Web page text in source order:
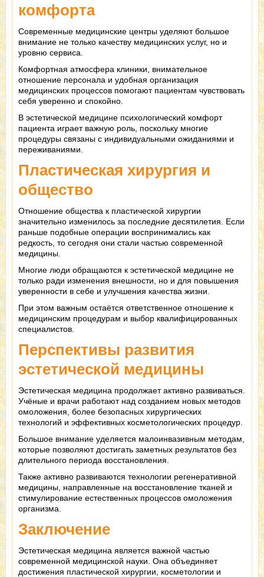
комфорта
Современные медицинские центры уделяют большое
внимание не только качеству медицинских услуг, но и
уровню сервиса.
Комфортная атмосфера клиники, внимательное
отношение персонала и удобная организация
медицинских процессов помогают пациентам чувствовать
себя уверенно и спокойно.
В эстетической медицине психологический комфорт
пациента играет важную роль, поскольку многие
процедуры связаны с индивидуальными ожиданиями и
переживаниями.
Пластическая хирургия и
общество
Отношение общества к пластической хирургии
значительно изменилось за последние десятилетия. Если
раньше подобные операции воспринимались как
редкость, то сегодня они стали частью современной
медицины.
Многие люди обращаются к эстетической медицине не
только ради изменения внешности, но и для повышения
уверенности в себе и улучшения качества жизни.
При этом важным остаётся ответственное отношение к
медицинским процедурам и выбор квалифицированных
специалистов.
Перспективы развития
эстетической медицины
Эстетическая медицина продолжает активно развиваться.
Учёные и врачи работают над созданием новых методов
омоложения, более безопасных хирургических
технологий и эффективных косметологических процедур.
Большое внимание уделяется малоинвазивным методам,
которые позволяют достигать заметных результатов без
длительного периода восстановления.
Также активно развиваются технологии регенеративной
медицины, направленные на восстановление тканей и
стимулирование естественных процессов омоложения
организма.
Заключение
Эстетическая медицина является важной частью
современной медицинской науки. Она объединяет
достижения пластической хирургии, косметологии и